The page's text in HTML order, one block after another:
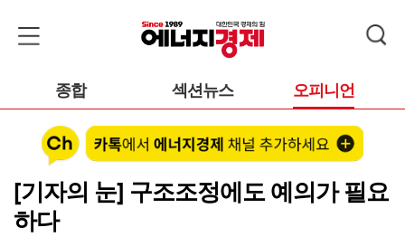
종합 섹션뉴스 오피니언
[기자의 눈] 구조조정에도 예의가 필요
하다